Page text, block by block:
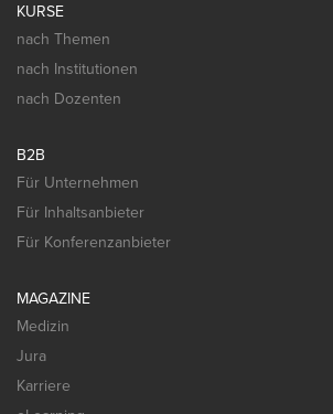
KURSE
nach Themen
nach Institutionen
nach Dozenten
B2B
Für Unternehmen
Für Inhaltsanbieter
Für Konferenzanbieter
MAGAZINE
Medizin
Jura
Karriere